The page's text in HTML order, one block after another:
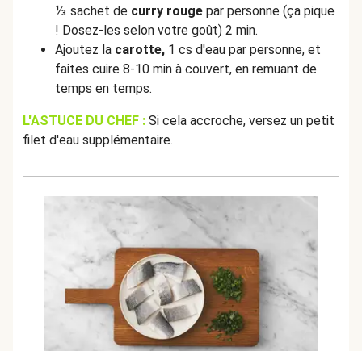
⅓ sachet de curry rouge par personne (ça pique
! Dosez-les selon votre goût) 2 min.
Ajoutez la carotte, 1 cs d'eau par personne, et
faites cuire 8-10 min à couvert, en remuant de
temps en temps.
L'ASTUCE DU CHEF : Si cela accroche, versez un petit
filet d'eau supplémentaire.